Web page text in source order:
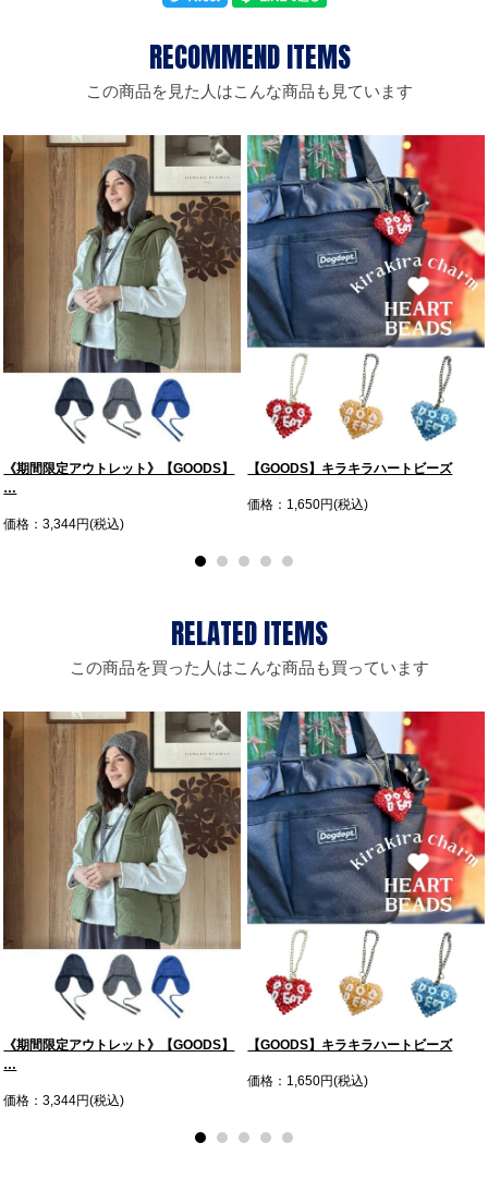
この商品を見た人はこんな商品も見ています
《期間限定アウトレット》【GOODS】
…
価格：3,344円(税込)
【GOODS】キラキラハートビーズ
価格：1,650円(税込)
この商品を買った人はこんな商品も買っています
《期間限定アウトレット》【GOODS】
…
価格：3,344円(税込)
【GOODS】キラキラハートビーズ
価格：1,650円(税込)